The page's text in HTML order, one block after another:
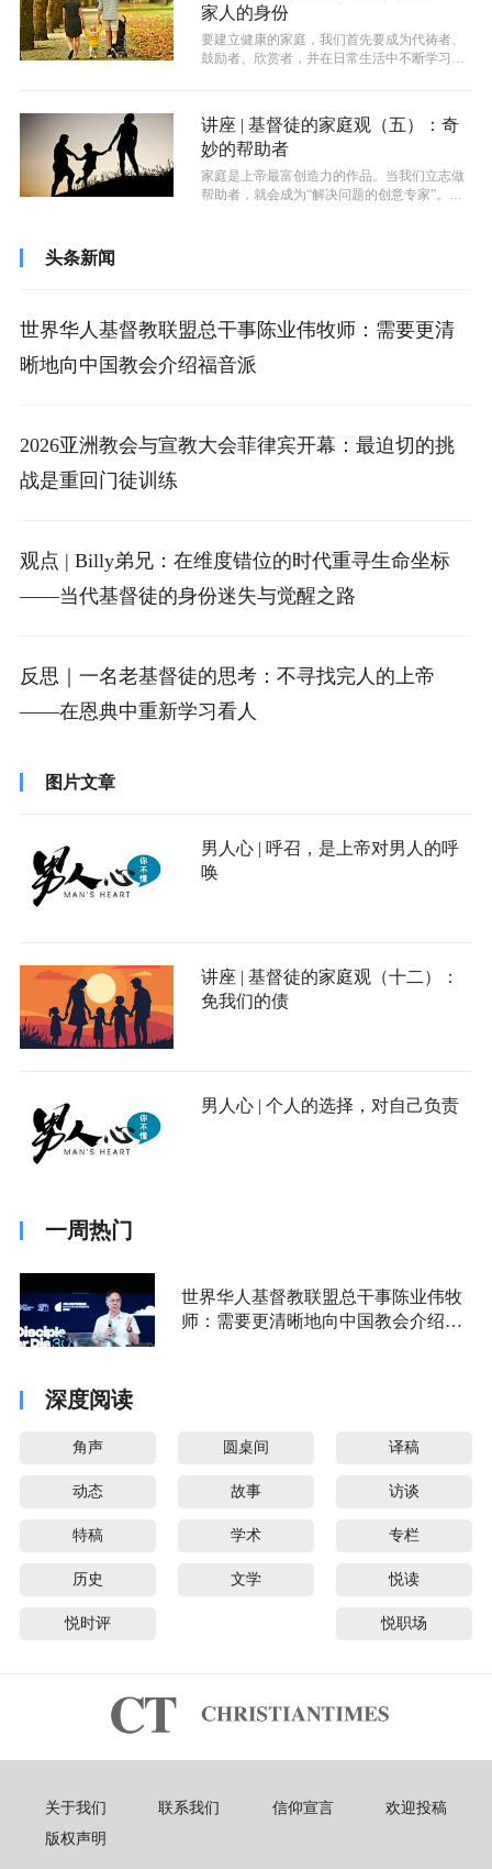
家人的身份
要建立健康的家庭，我们首先要成为代祷者、
鼓励者、欣赏者，并在日常生活中不断学习和
讲座 | 基督徒的家庭观（五）：奇
妙的帮助者
家庭是上帝最富创造力的作品。当我们立志做
帮助者，就会成为“解决问题的创意专家”。对
头条新闻
世界华人基督教联盟总干事陈业伟牧师：需要更清
晰地向中国教会介绍福音派
2026亚洲教会与宣教大会菲律宾开幕：最迫切的挑
战是重回门徒训练
观点 | Billy弟兄：在维度错位的时代重寻生命坐标
——当代基督徒的身份迷失与觉醒之路
反思｜一名老基督徒的思考：不寻找完人的上帝
——在恩典中重新学习看人
图片文章
男人心 | 呼召，是上帝对男人的呼
唤
讲座 | 基督徒的家庭观（十二）：
免我们的债
男人心 | 个人的选择，对自己负责
一周热门
世界华人基督教联盟总干事陈业伟牧
师：需要更清晰地向中国教会介绍福
深度阅读
角声 圆桌间 译稿
动态 故事 访谈
特稿 学术 专栏
历史 文学 悦读
悦时评 悦职场
关于我们 联系我们 信仰宣言
欢迎投稿
版权声明